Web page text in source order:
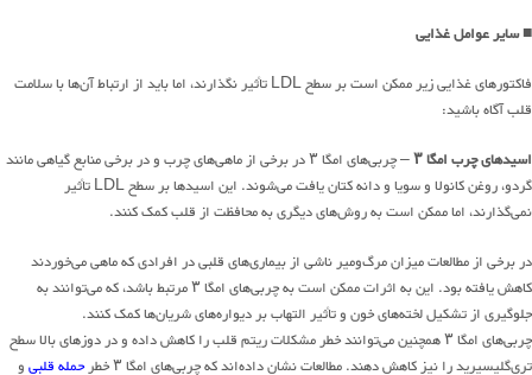
■سایر عوامل غذایی
فاکتورهای غذایی زیر ممکن است بر سطح LDL تأثیر نگذارند، اما باید از ارتباط آن‌ها با سلامت
قلب آگاه باشید:
اسیدهای چرب امگا ۳
– چربی‌های امگا ۳ در برخی از ماهی‌های چرب و در برخی منابع گیاهی مانند
گردو، روغن کانولا و سویا و دانه کتان یافت می‌شوند. این اسیدها بر سطح LDL تأثیر
نمی‌گذارند، اما ممکن است به روش‌های دیگری به محافظت از قلب کمک کنند.
در برخی از مطالعات میزان مرگ‌ومیر ناشی از بیماری‌های قلبی در افرادی که ماهی می‌خوردند
کاهش یافته بود. این به اثرات ممکن است به چربی‌های امگا ۳ مرتبط باشد، که می‌توانند به
جلوگیری از تشکیل لخته‌های خون و تأثیر التهاب بر دیواره‌های شریان‌ها کمک کنند.
چربی‌های امگا ۳ همچنین می‌توانند خطر مشکلات ریتم قلب را کاهش داده و در دوزهای بالا سطح
تری‌گلیسیرید را نیز کاهش دهند.‌ مطالعات نشان داده‌اند که چربی‌های امگا ۳ خطر
حمله قلبیو